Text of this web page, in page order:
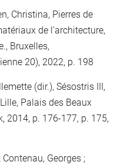
Christina, Pierres de
de l'architecture,
Bruxelles,
20), 2022, p. 198
(dir.), Sésostris III,
Palais des Beaux
2014, p. 176-177, p. 175,
Georges ;